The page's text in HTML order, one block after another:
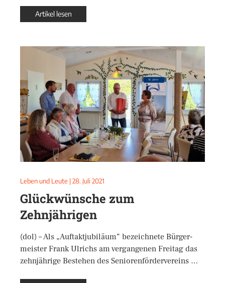
Artikel lesen
Leben und Leute | 28. Juli 2021
Glückwünsche zum
Zehnjährigen
(dol) – Als „Auftaktjubiläum“ bezeichnete Bürger-
meister Frank Ulrichs am vergangenen Freitag das
zehnjährige Bestehen des Seniorenfördervereins …